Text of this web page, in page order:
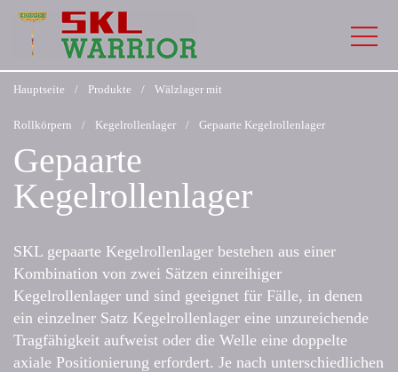
Hauptseite / Produkte / Wälzlager mit
Rollkörpern / Kegelrollenlager / Gepaarte Kegelrollenlager
Gepaarte
Kegelrollenlager
SKL gepaarte Kegelrollenlager bestehen aus einer
Kombination von zwei Sätzen einreihiger
Kegelrollenlager und sind geeignet für Fälle, in denen
ein einzelner Satz Kegelrollenlager eine unzureichende
Tragfähigkeit aufweist oder die Welle eine doppelte
axiale Positionierung erfordert. Je nach unterschiedlichen